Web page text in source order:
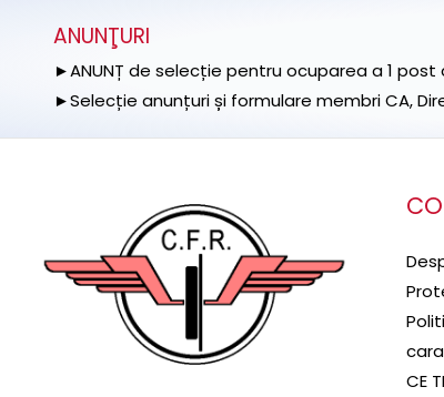
ANUNŢURI
►ANUNȚ de selecție pentru ocuparea a 1 post
►Selecție anunțuri și formulare membri CA,
CE